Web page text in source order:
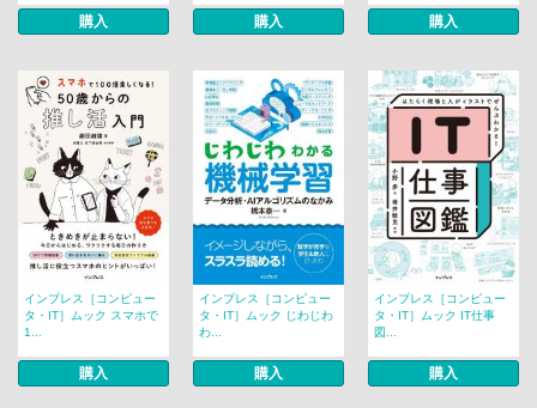
購入 購入 購入
インプレス［コンピュー
タ・IT］ムック スマホで
1...
購入
インプレス［コンピュー
タ・IT］ムック じわじわ
わ...
購入
インプレス［コンピュー
タ・IT］ムック IT仕事
図...
購入